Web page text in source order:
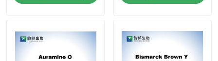
Дом
Продукты